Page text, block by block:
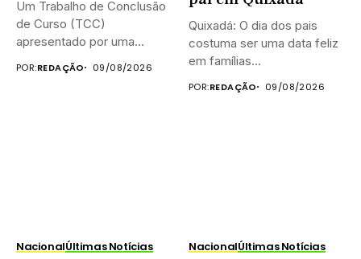
Um Trabalho de Conclusão
de Curso (TCC)
apresentado por uma
POR:REDAÇÃO 09/08/2026
Quixadá: O dia dos pais
costuma ser uma data feliz
em famílias...
POR:REDAÇÃO 09/08/2026
NacionalÚltimas Notícias NacionalÚltimas Notícias